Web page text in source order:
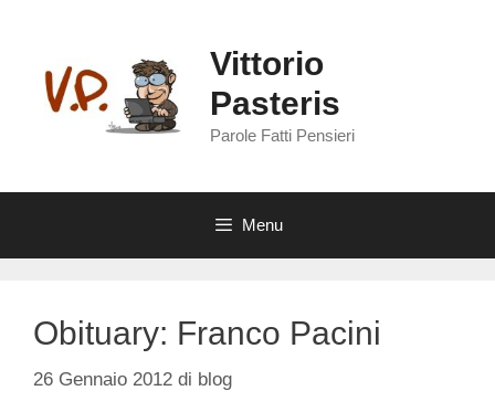
contenuto
Vittorio
Pasteris
Parole Fatti Pensieri
Menu
Obituary: Franco Pacini
26 Gennaio 2012 di blog